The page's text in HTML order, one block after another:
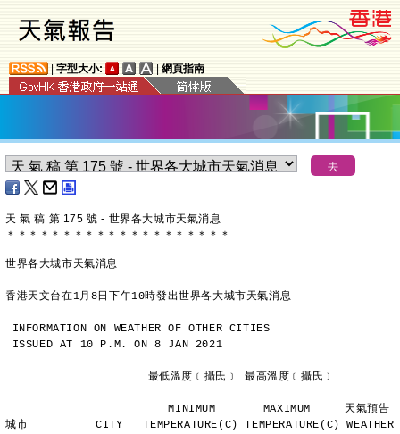
字型大小: 網頁指南
天 氣 稿 第 175 號 - 世界各大城市天氣消息
＊ ＊ ＊ ＊ ＊ ＊ ＊ ＊ ＊ ＊ ＊ ＊ ＊ ＊ ＊ ＊ ＊ ＊ ＊ ＊
世界各大城市天氣消息
香港天文台在1月8日下午10時發出世界各大城市天氣消息
INFORMATION ON WEATHER OF OTHER CITIES
ISSUED AT 10 P.M. ON 8 JAN 2021
                     最低溫度﹝攝氏﹞ 最高溫度﹝攝氏﹞
                        MINIMUM       MAXIMUM     天氣預告
城市          CITY   TEMPERATURE(C) TEMPERATURE(C) WEATHER